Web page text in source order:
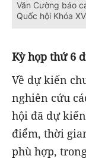
Văn Cường báo
Quốc hội Khóa
Kỳ họp thứ 6
Về dự kiến
nghiên cứu
hội đã dự
điểm, thời
phù hợp,